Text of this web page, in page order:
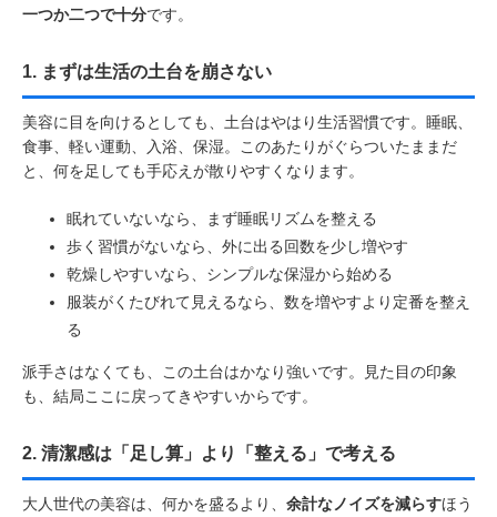
一つか二つで十分です。
1. まずは生活の土台を崩さない
美容に目を向けるとしても、土台はやはり生活習慣です。睡眠、
食事、軽い運動、入浴、保湿。このあたりがぐらついたままだ
と、何を足しても手応えが散りやすくなります。
眠れていないなら、まず睡眠リズムを整える
歩く習慣がないなら、外に出る回数を少し増やす
乾燥しやすいなら、シンプルな保湿から始める
服装がくたびれて見えるなら、数を増やすより定番を整え
る
派手さはなくても、この土台はかなり強いです。見た目の印象
も、結局ここに戻ってきやすいからです。
2. 清潔感は「足し算」より「整える」で考える
大人世代の美容は、何かを盛るより、 余計なノイズを減らすほう